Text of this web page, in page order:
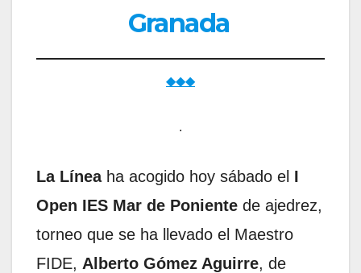
Granada
◆◆◆
.
La Líneaha acogido hoy sábado el I
Open IES Mar de Poniente de ajedrez,
torneo que se ha llevado el Maestro
FIDE, Alberto Gómez Aguirre, de